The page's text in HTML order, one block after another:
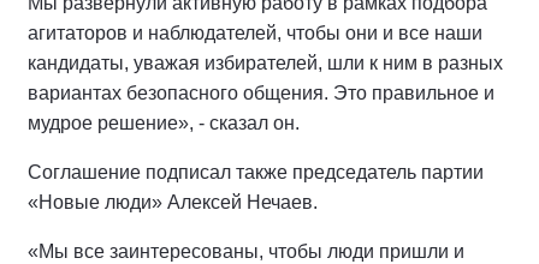
агитаторов и наблюдателей, чтобы они и все наши
кандидаты, уважая избирателей, шли к ним в разных
вариантах безопасного общения. Это правильное и
мудрое решение», - сказал он.
Соглашение подписал также председатель партии
«Новые люди» Алексей Нечаев.
«Мы все заинтересованы, чтобы люди пришли и